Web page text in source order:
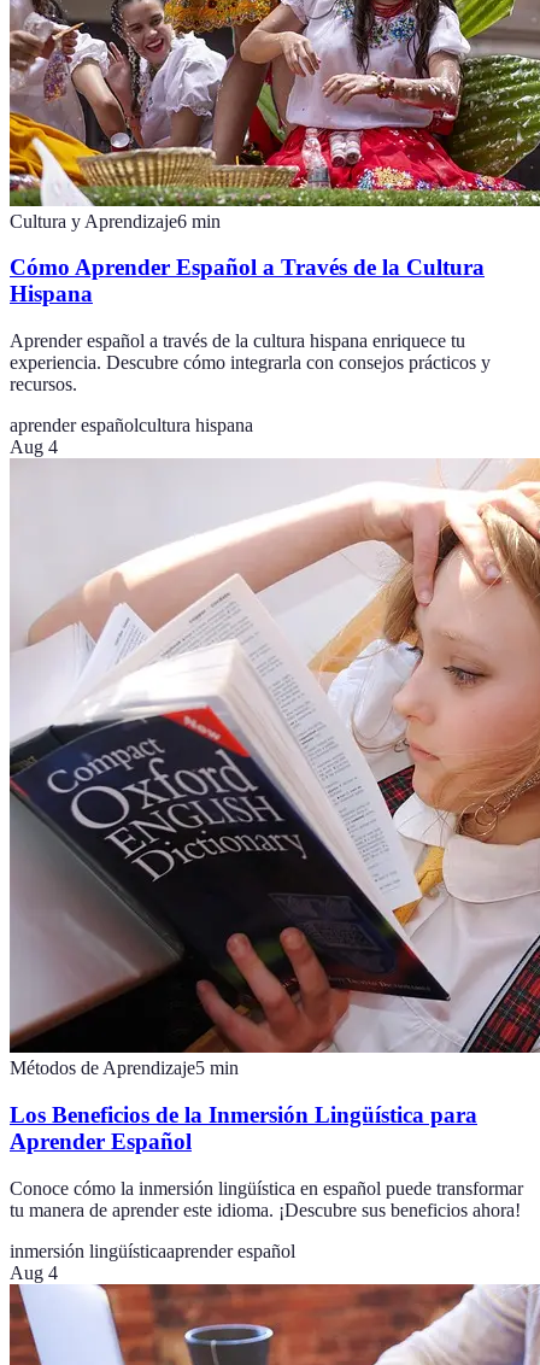
Cultura y Aprendizaje6 min
Cómo Aprender Español a Través de la Cultura
Hispana
Aprender español a través de la cultura hispana enriquece tu
experiencia. Descubre cómo integrarla con consejos prácticos y
recursos.
aprender españolcultura hispana
Aug 4
Métodos de Aprendizaje5 min
Los Beneficios de la Inmersión Lingüística para
Aprender Español
Conoce cómo la inmersión lingüística en español puede transformar
tu manera de aprender este idioma. ¡Descubre sus beneficios ahora!
inmersión lingüísticaaprender español
Aug 4